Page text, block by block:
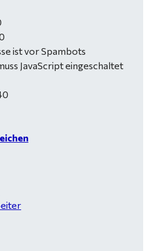
ist vor Spambots
JavaScript eingeschaltet